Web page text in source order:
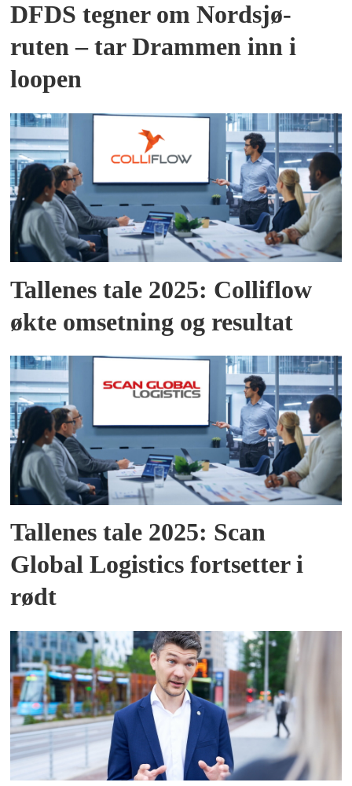
DFDS tegner om Nordsjø-
ruten – tar Drammen inn i
loopen
Tallenes tale 2025: Colliflow
økte omsetning og resultat
Tallenes tale 2025: Scan
Global Logistics fortsetter i
rødt